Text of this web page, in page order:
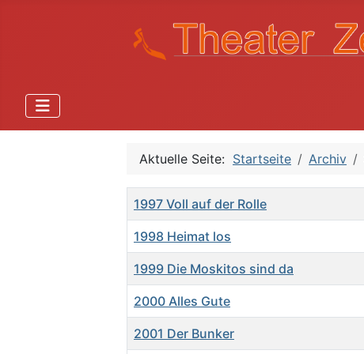
Aktuelle Seite: Startseite Archiv
Titel
1997 Voll auf der Rolle
1998 Heimat los
1999 Die Moskitos sind da
2000 Alles Gute
2001 Der Bunker